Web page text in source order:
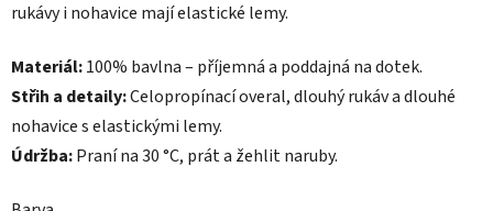
rukávy i nohavice mají elastické lemy.
Materiál:100% bavlna – příjemná a poddajná na dotek.
Střih a detaily:Celopropínací overal, dlouhý rukáv a dlouhé
nohavice s elastickými lemy.
Údržba:Praní na 30 °C, prát a žehlit naruby.